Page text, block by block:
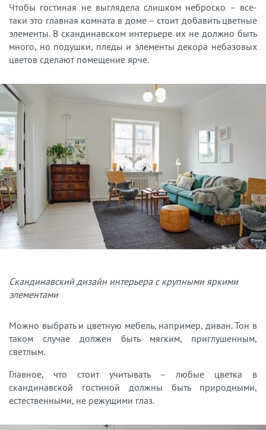
Чтобы гостиная не выглядела слишком неброско – все-
таки это главная комната в доме – стоит добавить цветные
элементы. В скандинавском интерьере их не должно быть
много, но подушки, пледы и элементы декора небазовых
цветов сделают помещение ярче.
Скандинавский дизайн интерьера с крупными яркими
элементами
Можно выбрать и цветную мебель, например, диван. Тон в
таком случае должен быть мягким, приглушенным,
светлым.
Главное, что стоит учитывать – любые цветка в
скандинавской гостиной должны быть природными,
естественными, не режущими глаз.